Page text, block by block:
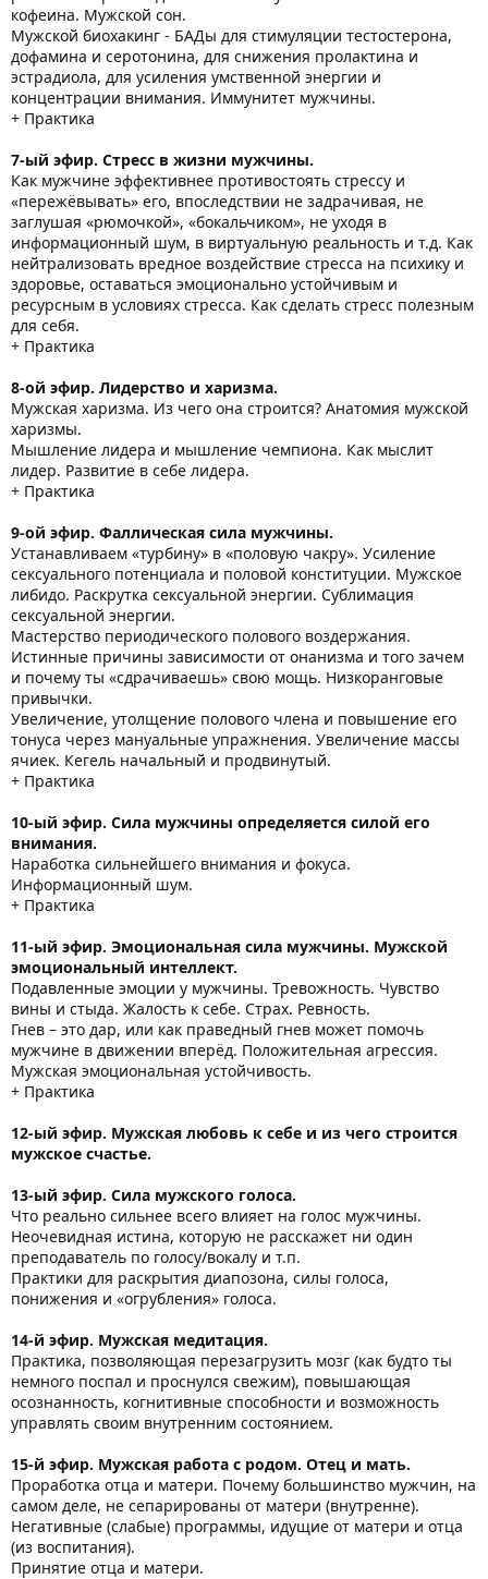
кофеина. Мужской сон.
Мужской биохакинг - БАДы для стимуляции тестостерона,
дофамина и серотонина, для снижения пролактина и
эстрадиола, для усиления умственной энергии и
концентрации внимания. Иммунитет мужчины.
+ Практика
7-ый эфир. Стресс в жизни мужчины.
Как мужчине эффективнее противостоять стрессу и
«пережёвывать» его, впоследствии не задрачивая, не
заглушая «рюмочкой», «бокальчиком», не уходя в
информационный шум, в виртуальную реальность и т.д. Как
нейтрализовать вредное воздействие стресса на психику и
здоровье, оставаться эмоционально устойчивым и
ресурсным в условиях стресса. Как сделать стресс полезным
для себя.
+ Практика
8-ой эфир. Лидерство и харизма.
Мужская харизма. Из чего она строится? Анатомия мужской
харизмы.
Мышление лидера и мышление чемпиона. Как мыслит
лидер. Развитие в себе лидера.
+ Практика
9-ой эфир. Фаллическая сила мужчины.
Устанавливаем «турбину» в «половую чакру». Усиление
сексуального потенциала и половой конституции. Мужское
либидо. Раскрутка сексуальной энергии. Сублимация
сексуальной энергии.
Мастерство периодического полового воздержания.
Истинные причины зависимости от онанизма и того зачем
и почему ты «сдрачиваешь» свою мощь. Низкоранговые
привычки.
Увеличение, утолщение полового члена и повышение его
тонуса через мануальные упражнения. Увеличение массы
ячиек. Кегель начальный и продвинутый.
+ Практика
10-ый эфир. Сила мужчины определяется силой его
внимания.
Наработка сильнейшего внимания и фокуса.
Информационный шум.
+ Практика
11-ый эфир. Эмоциональная сила мужчины. Мужской
эмоциональный интеллект.
Подавленные эмоции у мужчины. Тревожность. Чувство
вины и стыда. Жалость к себе. Страх. Ревность.
Гнев – это дар, или как праведный гнев может помочь
мужчине в движении вперёд. Положительная агрессия.
Мужская эмоциональная устойчивость.
+ Практика
12-ый эфир. Мужская любовь к себе и из чего строится
мужское счастье.
13-ый эфир. Сила мужского голоса.
Что реально сильнее всего влияет на голос мужчины.
Неочевидная истина, которую не расскажет ни один
преподаватель по голосу/вокалу и т.п.
Практики для раскрытия диапозона, силы голоса,
понижения и «огрубления» голоса.
14-й эфир. Мужская медитация.
Практика, позволяющая перезагрузить мозг (как будто ты
немного поспал и проснулся свежим), повышающая
осознанность, когнитивные способности и возможность
управлять своим внутренним состоянием.
15-й эфир. Мужская работа с родом. Отец и мать.
Проработка отца и матери. Почему большинство мужчин, на
самом деле, не сепарированы от матери (внутренне).
Негативные (слабые) программы, идущие от матери и отца
(из воспитания).
Принятие отца и матери.